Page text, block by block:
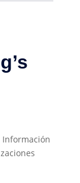
Información